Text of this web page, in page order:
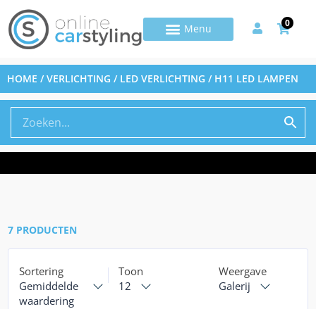
0
HOME /VERLICHTING / LED VERLICHTING / H11 LED LAMPEN
7 PRODUCTEN
Sortering
Gemiddelde
waardering
Toon
12
Weergave
Galerij